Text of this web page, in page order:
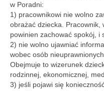
w Poradni:
1) pracownikowi nie wolno
obrażać dziecka. Pracownik,
powinien zachować spokój, i
2) nie wolno ujawniać
wobec osób
Obejmuje to wizerunek
rodzinnej, ekonomicznej,
3) jeśli pojawi się